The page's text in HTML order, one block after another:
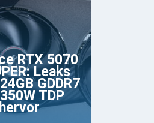
RTX 5070
Leaks
GDDR7
TDP